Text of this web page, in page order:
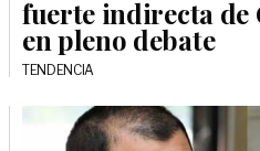
fuerte indirecta de
en pleno debate
TENDENCIA